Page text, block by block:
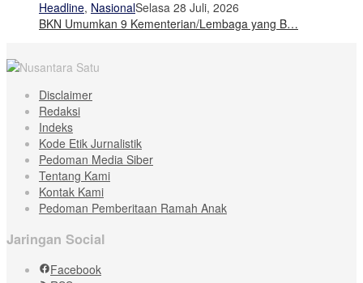
Headline, NasionalSelasa 28 Juli, 2026
BKN Umumkan 9 Kementerian/Lembaga yang B…
Disclaimer
Redaksi
Indeks
Kode Etik Jurnalistik
Pedoman Media Siber
Tentang Kami
Kontak Kami
Pedoman Pemberitaan Ramah Anak
Jaringan Social
Facebook